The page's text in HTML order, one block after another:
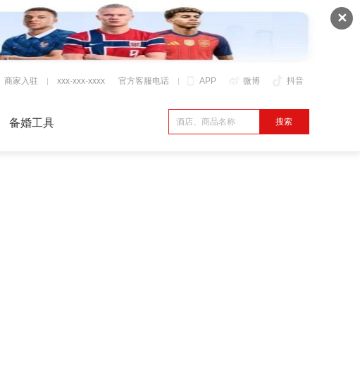
✕
APP 微博 抖音
商家入驻 xxx-xxx-xxxx 官方客服电话
备婚工具